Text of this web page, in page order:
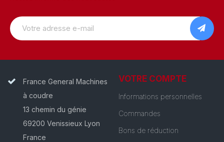
France General Machines
à coudre
13 chemin du génie
69200 Venissieux Lyon
France
VOTRE COMPTE
Informations personnelles
Commandes
Bons de réduction